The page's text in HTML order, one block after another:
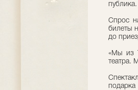
публика.
Спрос
билеты
до
«Мы из
театра.